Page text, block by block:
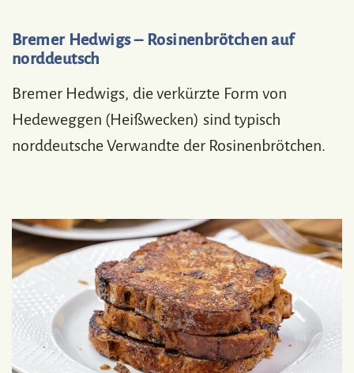
Bremer Hedwigs – Rosinenbrötchen auf
norddeutsch
Bremer Hedwigs, die verkürzte Form von
Hedeweggen (Heißwecken) sind typisch
norddeutsche Verwandte der Rosinenbrötchen.